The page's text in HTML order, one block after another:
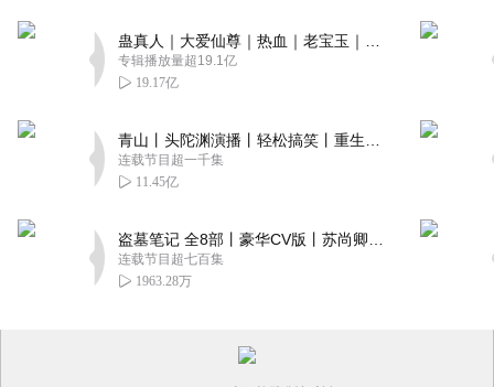
专辑播放量超19.1亿
19.17亿
连载节目超一千集
11.45亿
连载节目超七百集
1963.28万